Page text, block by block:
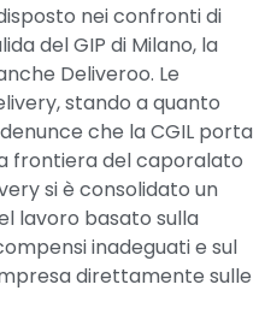
nei confronti di
del GIP di Milano, la
Deliveroo. Le
stando a quanto
che la CGIL porta
frontiera del caporalato
si è consolidato un
lavoro basato sulla
inadeguati e sul
direttamente sulle